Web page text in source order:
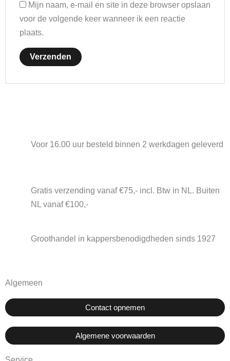
Mijn naam, e-mail en site in deze browser opslaan
voor de volgende keer wanneer ik een reactie
plaats.
Voor 16.00 uur besteld binnen 2 werkdagen geleverd
Gratis verzending vanaf €75,- incl. Btw in NL. Buiten
NL vanaf €100,-
Groothandel in kappersbenodigdheden sinds 1927
Algemeen
Contact opnemen
Algemene voorwaarden